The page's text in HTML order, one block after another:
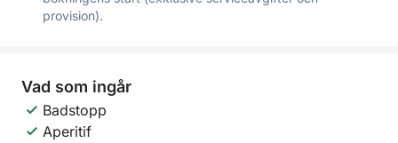
provision).
Vad som ingår
Badstopp
Aperitif